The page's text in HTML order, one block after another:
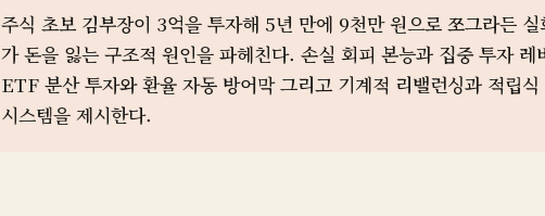
주식 초보 김부장이 3억을 투자해 5년 만에 9천만 원으로 쪼그라든
가 돈을 잃는 구조적 원인을 파헤친다. 손실 회피 본능과 집중 투자
ETF 분산 투자와 환율 자동 방어막 그리고 기계적 리밸런싱과 적립
시스템을 제시한다.